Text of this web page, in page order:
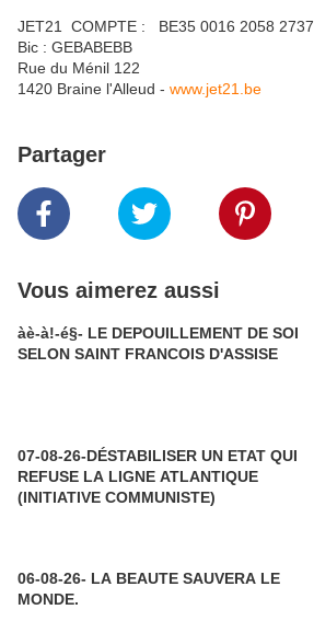
JET21 COMPTE : BE35 0016 2058 2737
Bic : GEBABEBB
Rue du Ménil 122
1420 Braine l'Alleud - www.jet21.be
Partager
Vous aimerez aussi
àè-à!-é§- LE DEPOUILLEMENT DE SOI
SELON SAINT FRANCOIS D'ASSISE
07-08-26-DÉSTABILISER UN ETAT QUI
REFUSE LA LIGNE ATLANTIQUE
(INITIATIVE COMMUNISTE)
06-08-26- LA BEAUTE SAUVERA LE
MONDE.